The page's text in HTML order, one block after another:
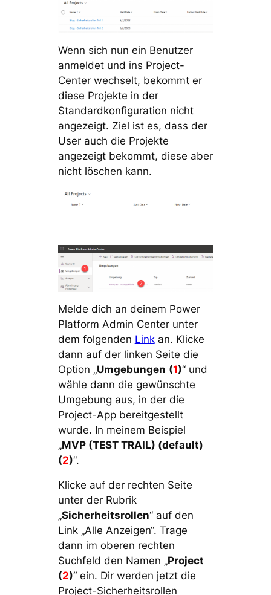
Wenn sich nun ein Benutzer
anmeldet und ins Project-
Center wechselt, bekommt er
diese Projekte in der
Standardkonfiguration nicht
angezeigt. Ziel ist es, dass der
User auch die Projekte
angezeigt bekommt, diese aber
nicht löschen kann.
Melde dich an deinem Power
Platform Admin Center unter
dem folgenden Linkan. Klicke
dann auf der linken Seite die
Option „Umgebungen (1)“ und
wähle dann die gewünschte
Umgebung aus, in der die
Project-App bereitgestellt
wurde. In meinem Beispiel
„MVP (TEST TRAIL) (default)
(2)“.
Klicke auf der rechten Seite
unter der Rubrik
„Sicherheitsrollen“ auf den
Link „Alle Anzeigen“. Trage
dann im oberen rechten
Suchfeld den Namen „Project
(2)“ ein. Dir werden jetzt die
Project-Sicherheitsrollen